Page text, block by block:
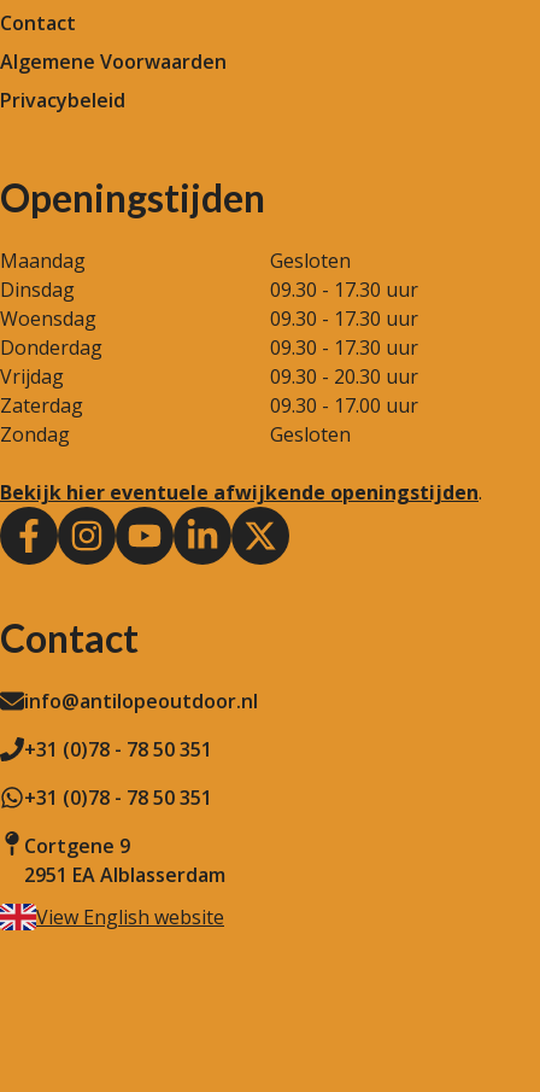
Contact
Algemene Voorwaarden
Privacybeleid
Openingstijden
Maandag
Gesloten
Dinsdag
09.30 - 17.30 uur
Woensdag
09.30 - 17.30 uur
Donderdag
09.30 - 17.30 uur
Vrijdag
09.30 - 20.30 uur
Zaterdag
09.30 - 17.00 uur
Zondag
Gesloten
Bekijk hier eventuele afwijkende openingstijden.
Contact
info@antilopeoutdoor.nl
+31 (0)78 - 78 50 351
+31 (0)78 - 78 50 351
Cortgene 9
2951 EA Alblasserdam
View English website